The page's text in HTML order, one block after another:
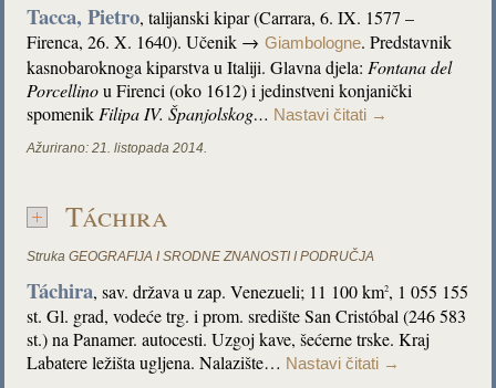
Tacca, Pietro, talijanski kipar (Carrara, 6. IX. 1577 –
Firenca, 26. X. 1640). Učenik →Giambologne. Predstavnik
kasnobaroknoga kiparstva u Italiji. Glavna djela: Fontana del
Porcellinou Firenci (oko 1612) i jedinstveni konjanički
spomenik Filipa IV. Španjolskog… Nastavi čitati →
Ažurirano: 21. listopada 2014.
Táchira
Struka GEOGRAFIJA I SRODNE ZNANOSTI I PODRUČJA
Táchira, sav. država u zap. Venezueli; 11 100 km2, 1 055 155
st. Gl. grad, vodeće trg. i prom. središte San Cristóbal (246 583
st.) na Panamer. autocesti. Uzgoj kave, šećerne trske. Kraj
Labatere ležišta ugljena. Nalazište… Nastavi čitati →